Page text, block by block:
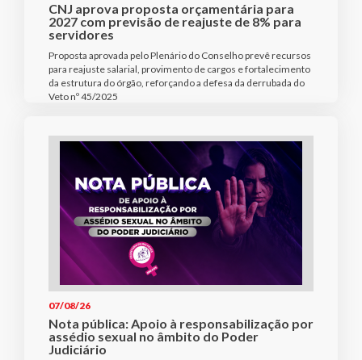
CNJ aprova proposta orçamentária para
2027 com previsão de reajuste de 8% para
servidores
Proposta aprovada pelo Plenário do Conselho prevê recursos
para reajuste salarial, provimento de cargos e fortalecimento
da estrutura do órgão, reforçando a defesa da derrubada do
Veto nº 45/2025
07/08/26
Nota pública: Apoio à responsabilização por
assédio sexual no âmbito do Poder
Judiciário